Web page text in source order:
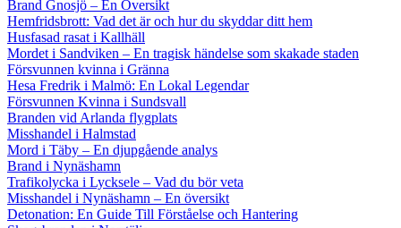
Brand Gnosjö – En Översikt
Hemfridsbrott: Vad det är och hur du skyddar ditt hem
Husfasad rasat i Kallhäll
Mordet i Sandviken – En tragisk händelse som skakade staden
Försvunnen kvinna i Gränna
Hesa Fredrik i Malmö: En Lokal Legendar
Försvunnen Kvinna i Sundsvall
Branden vid Arlanda flygplats
Misshandel i Halmstad
Mord i Täby – En djupgående analys
Brand i Nynäshamn
Trafikolycka i Lycksele – Vad du bör veta
Misshandel i Nynäshamn – En översikt
Detonation: En Guide Till Förståelse och Hantering